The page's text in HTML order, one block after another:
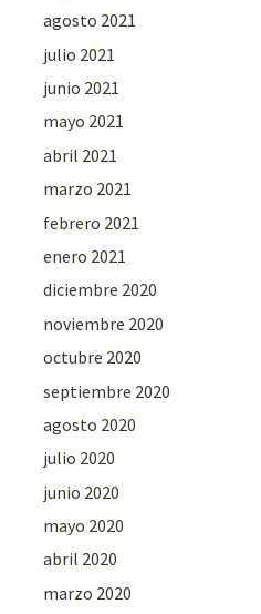
agosto 2021
julio 2021
junio 2021
mayo 2021
abril 2021
marzo 2021
febrero 2021
enero 2021
diciembre 2020
noviembre 2020
octubre 2020
septiembre 2020
agosto 2020
julio 2020
junio 2020
mayo 2020
abril 2020
marzo 2020